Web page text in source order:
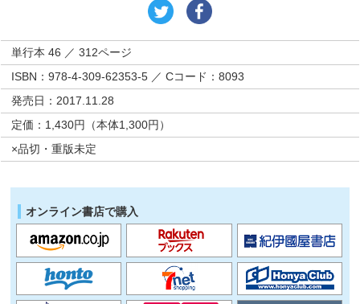
単行本 46 ／ 312ページ
ISBN：978-4-309-62353-5 ／ Cコード：8093
発売日：2017.11.28
定価：1,430円（本体1,300円）
×品切・重版未定
オンライン書店で購入